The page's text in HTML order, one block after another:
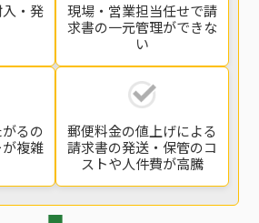
・発
現場・営業担当任せで請
求書の一元管理ができな
い
るの
複雑
郵便料金の値上げによる
請求書の発送・保管のコ
ストや人件費が高騰